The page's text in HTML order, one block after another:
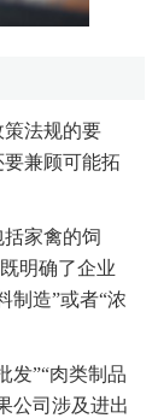
法规的要
兼顾可能拓
家禽的饲
明确了企业
制造”或者“浓
发”“肉类制品
公司涉及进出